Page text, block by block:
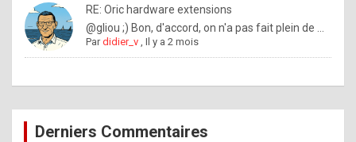
o
w
o
e
RE: Oric hardware extensions
@gliou ;) Bon, d'accord, on n'a pas fait plein de ...
Pardidier_v ,Il y a 2 mois
Derniers Commentaires